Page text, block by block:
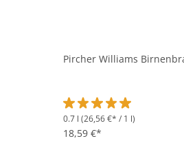
Pircher Williams
Durchschnittliche
0.7 l (26,56 €* / 1 l)
18,59 €*